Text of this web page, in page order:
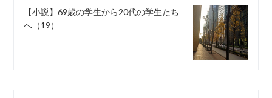
【小説】69歳の学生から20代の学生たち
へ（19）